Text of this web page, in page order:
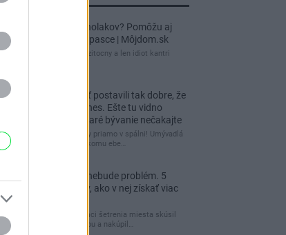
Re: Ako sa zbaviť ucholakov? Pomôžu aj
jednoduché domáce pasce | Môjdom.sk
blbeckovia, "ucholak" je uzitocny a len idiot kantri
Re: Vidiecku usadlosť postavili tak dobre, že
domáceho chráni i dnes. Ešte tu vidno
kamenné múry, no staré bývanie nečakajte
čakám kedy budú wc misy priamo v spálni! Umývadlá
už sú štandardom! Tu niekomu ebe…
Re: Tesná spálňa už nebude problém. 5
praktických nápadov, ako v nej získať viac
úložného miesta
Ja som pred časom v rámci šetrenia miesta skúsil
využiť priestor pod posteľou a nakúpil…